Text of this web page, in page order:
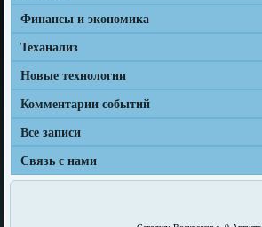
Финансы и экономика
Теханализ
Новые технологии
Комментарии событий
Все записи
Связь с нами